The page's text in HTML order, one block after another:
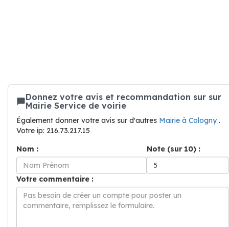
Donnez votre avis et recommandation sur sur
Mairie Service de voirie
Également donner votre avis sur d'autres Mairie à Cologny.
Votre ip: 216.73.217.15
Nom :
Note (sur 10) :
Votre commentaire :